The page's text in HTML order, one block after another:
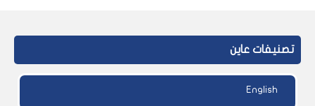
تصنيفات عاين
English